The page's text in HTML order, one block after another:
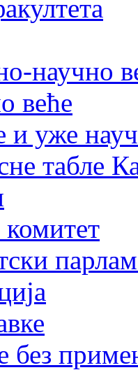
научно
веће
и уже
табле
без